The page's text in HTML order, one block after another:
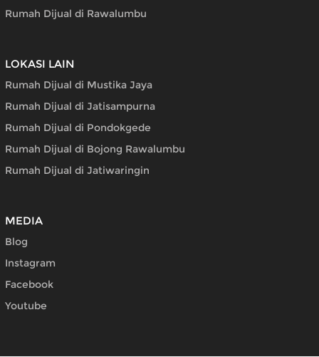
Rumah Dijual di Rawalumbu
LOKASI LAIN
Rumah Dijual di Mustika Jaya
Rumah Dijual di Jatisampurna
Rumah Dijual di Pondokgede
Rumah Dijual di Bojong Rawalumbu
Rumah Dijual di Jatiwaringin
MEDIA
Blog
Instagram
Facebook
Youtube